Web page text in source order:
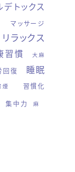
トックス
マッサージ
リラックス
習慣 大麻
回復 睡眠
煙 習慣化
集中力 麻